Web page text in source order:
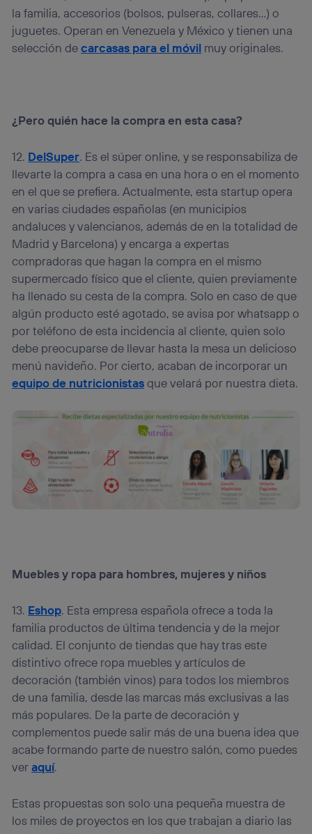
la familia, accesorios (bolsos, pulseras, collares…) o
juguetes. Operan en Venezuela y México y tienen una
selección decarcasas para el móvil muy originales.
¿Pero quién hace la compra en esta casa?
12. DelSuper. Es el súper online, y se responsabiliza de
llevarte la compra a casa en una hora o en el momento
en el que se prefiera. Actualmente, esta startup opera
en varias ciudades españolas (en municipios
andaluces y valencianos, además de en la totalidad de
Madrid y Barcelona) y encarga a expertas
compradoras que hagan la compra en el mismo
supermercado físico que el cliente, quien previamente
ha llenado su cesta de la compra. Solo en caso de que
algún producto esté agotado, se avisa por whatsapp o
por teléfono de esta incidencia al cliente, quien solo
debe preocuparse de llevar hasta la mesa un delicioso
menú navideño. Por cierto, acaban de incorporar un
equipo de nutricionistasque velará por nuestra dieta.
Muebles y ropa para hombres, mujeres y niños
13. Eshop. Esta empresa española ofrece a toda la
familia productos de última tendencia y de la mejor
calidad. El conjunto de tiendas que hay tras este
distintivo ofrece ropa muebles y artículos de
decoración (también vinos) para todos los miembros
de una familia, desde las marcas más exclusivas a las
más populares. De la parte de decoración y
complementos puede salir más de una buena idea que
acabe formando parte de nuestro salón, como puedes
veraquí.
Estas propuestas son solo una pequeña muestra de
los miles de proyectos en los que trabajan a diario las